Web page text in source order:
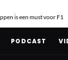
is een must voor F1
PODCAST